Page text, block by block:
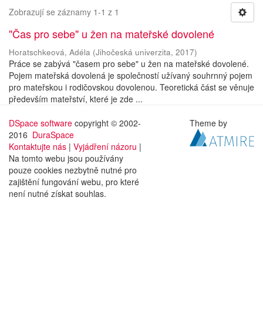
Zobrazují se záznamy 1-1 z 1
"Čas pro sebe" u žen na mateřské dovolené
Horatschkeová, Adéla (Jihočeská univerzita, 2017)
Práce se zabývá "časem pro sebe" u žen na mateřské dovolené.
Pojem mateřská dovolená je společností užívaný souhrnný pojem
pro mateřskou i rodičovskou dovolenou. Teoretická část se věnuje
především mateřství, které je zde ...
DSpace software copyright © 2002-
2016 DuraSpace
Kontaktujte nás | Vyjádření názoru |
Na tomto webu jsou používány
pouze cookies nezbytně nutné pro
zajištění fungování webu, pro které
není nutné získat souhlas.
Theme by